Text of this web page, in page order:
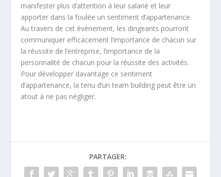
manifester plus d’attention à leur salarié et leur
apporter dans la foulée un sentiment d’appartenance.
Au travers de cet événement, les dirigeants pourront
communiquer efficacement l’importance de chacun sur
la réussite de l’entreprise, l’importance de la
personnalité de chacun pour la réussite des activités.
Pour développer davantage ce sentiment
d’appartenance, la tenu d’un team building peut être un
atout à ne pas négliger.
PARTAGER: